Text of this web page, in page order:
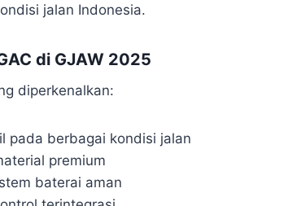
jalan Indonesia.
di GJAW 2025
diperkenalkan:
pada berbagai kondisi jalan
premium
baterai aman